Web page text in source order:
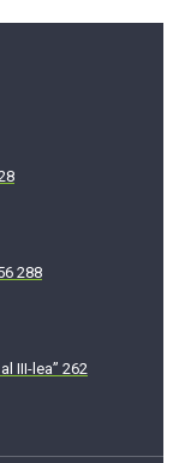
288
III-lea” 262